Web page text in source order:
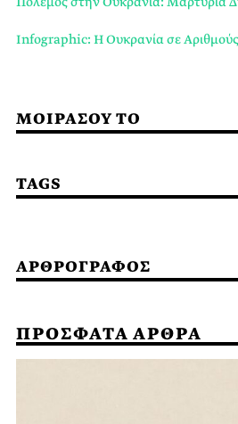
Infographic: Η Ουκρανία σε Αριθμούς
ΜΟΙΡΑΣΟΥ ΤΟ
TAGS
ΑΡΘΡΟΓΡΑΦΟΣ
ΠΡΟΣΦΑΤΑ ΑΡΘΡΑ